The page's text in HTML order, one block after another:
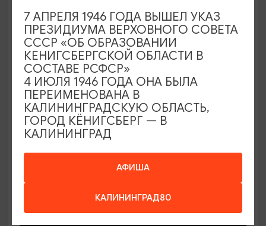
МАСТЕР-КЛАССЫ
Мастер-классы по керамике Елены
Бодяковой
Калининград, ул. Баранова, 45
АФИША
КАЛИНИНГРАД80
7 АПРЕЛЯ 1946 ГОДА ВЫШЕЛ УКАЗ
ПРЕЗИДИУМА ВЕРХОВНОГО СОВЕТА
СССР «ОБ ОБРАЗОВАНИИ
КЕНИГСБЕРГСКОЙ ОБЛАСТИ В
СОСТАВЕ РСФСР»
4 ИЮЛЯ 1946 ГОДА ОНА БЫЛА
ПЕРЕИМЕНОВАНА В
КАЛИНИНГРАДСКУЮ ОБЛАСТЬ,
ГОРОД КЁНИГСБЕРГ — В
КАЛИНИНГРАД